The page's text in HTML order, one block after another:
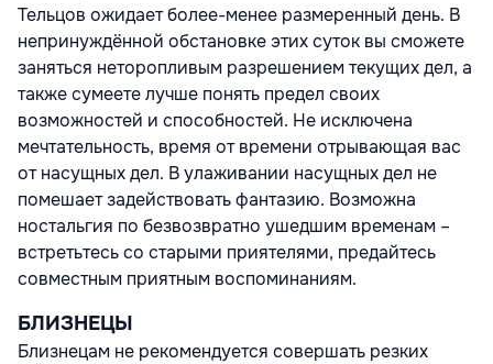
Тельцов ожидает более-менее размеренный день. В
непринуждённой обстановке этих суток вы сможете
заняться неторопливым разрешением текущих дел, а
также сумеете лучше понять предел своих
возможностей и способностей. Не исключена
мечтательность, время от времени отрывающая вас
от насущных дел. В улаживании насущных дел не
помешает задействовать фантазию. Возможна
ностальгия по безвозвратно ушедшим временам –
встретьтесь со старыми приятелями, предайтесь
совместным приятным воспоминаниям.
БЛИЗНЕЦЫ
Близнецам не рекомендуется совершать резких